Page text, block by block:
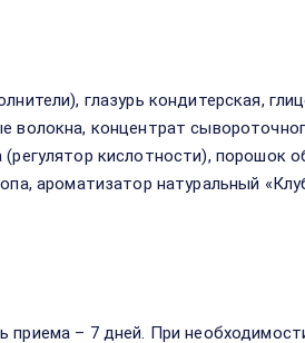
глазурь кондитерская,
волокна, концентрат
кислотности), порошок
ароматизатор натуральный
приема – 7 дней. При